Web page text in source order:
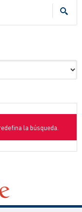
la búsqueda.